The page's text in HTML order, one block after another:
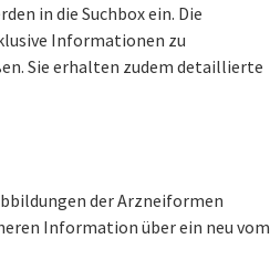
in die Suchbox ein. Die
Informationen zu
Sie erhalten zudem detaillierte
der Arzneiformen
Information über ein neu vom